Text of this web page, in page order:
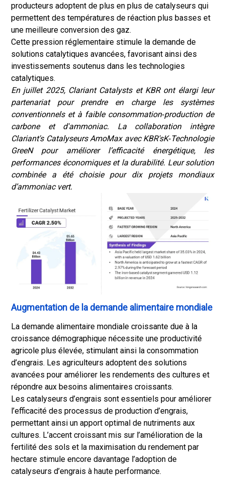
producteurs adoptent de plus en plus de catalyseurs qui
permettent des températures de réaction plus basses et
une meilleure conversion des gaz.
Cette pression réglementaire stimule la demande de
solutions catalytiques avancées, favorisant ainsi des
investissements soutenus dans les technologies
catalytiques.
En juillet 2025, Clariant Catalysts et KBR ont élargi leur
partenariat pour prendre en charge les systèmes
conventionnels et à faible consommation‑production de
carbone et d'ammoniac. La collaboration intègre
Clariant's Catalyseurs AmoMax avec KBR'sK‑Technologie
GreeN pour améliorer l’efficacité énergétique, les
performances économiques et la durabilité. Leur solution
combinée a été choisie pour dix projets mondiaux
d’ammoniac vert.
Augmentation de la demande alimentaire mondiale
La demande alimentaire mondiale croissante due à la
croissance démographique nécessite une productivité
agricole plus élevée, stimulant ainsi la consommation
d’engrais. Les agriculteurs adoptent des solutions
avancées pour améliorer les rendements des cultures et
répondre aux besoins alimentaires croissants.
Les catalyseurs d’engrais sont essentiels pour améliorer
l’efficacité des processus de production d’engrais,
permettant ainsi un apport optimal de nutriments aux
cultures. L’accent croissant mis sur l’amélioration de la
fertilité des sols et la maximisation du rendement par
hectare stimule encore davantage l’adoption de
catalyseurs d’engrais à haute performance.